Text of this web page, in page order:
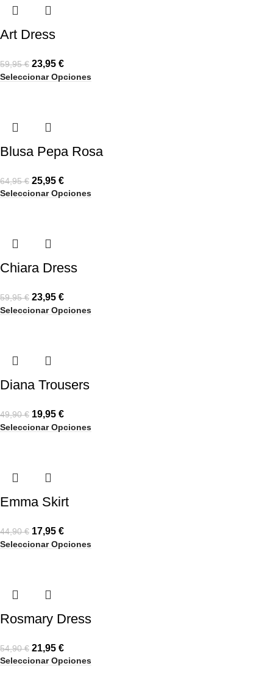
Art Dress
59,95€ 23,95 €
Seleccionar Opciones
Blusa Pepa Rosa
64,95€ 25,95 €
Seleccionar Opciones
Chiara Dress
59,95€ 23,95 €
Seleccionar Opciones
Diana Trousers
49,90€ 19,95 €
Seleccionar Opciones
Emma Skirt
44,90€ 17,95 €
Seleccionar Opciones
Rosmary Dress
54,90€ 21,95 €
Seleccionar Opciones